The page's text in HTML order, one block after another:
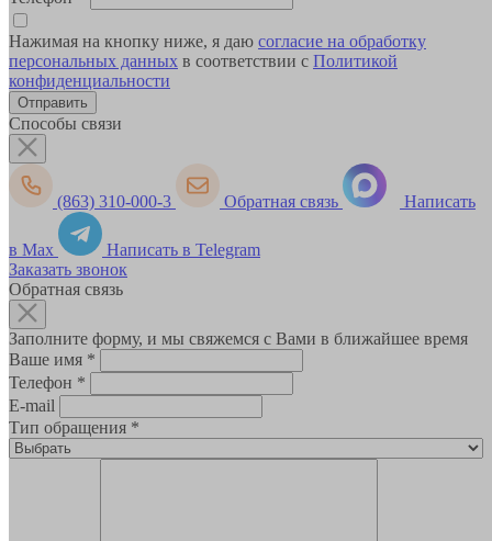
Нажимая на кнопку ниже, я даю согласие на обработку
персональных данных в соответствии с Политикой
конфиденциальности
Способы связи
(863) 310-000-3 Обратная связь Написать
в Max
Написать в Telegram
Заказать звонок
Обратная связь
Заполните форму, и мы свяжемся с Вами в ближайшее время
Ваше имя *
Телефон *
E-mail
Тип обращения *